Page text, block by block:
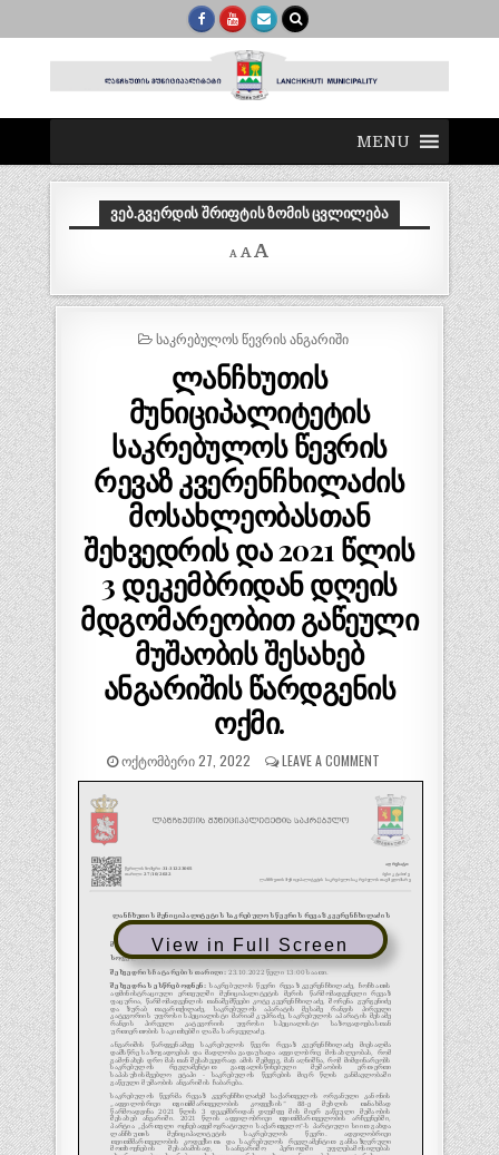
MENU
ᲕᲔᲑ.ᲒᲕᲔᲠᲓᲘᲡ ᲨᲠᲘᲤᲢᲘᲡ ᲖᲝᲛᲘᲡ ᲪᲕᲚᲘᲚᲔᲑᲐ
A
Decrease
font
A Reset
A
size.
POSTED
ᲡᲐᲙᲠᲔᲑᲣᲚᲝᲡ ᲬᲔᲕᲠᲘᲡ ᲐᲜᲒᲐᲠᲘᲨᲘ
ლანჩხუთის
მუნიციპალიტეტის
საკრებულოს წევრის
რევაზ კვერენჩხილაძის
მოსახლეობასთან
შეხვედრის და 2021 წლის
3 დეკემბრიდან დღეის
მდგომარეობით გაწეული
მუშაობის შესახებ
ანგარიშის წარდგენის
ოქმი.
ᲝᲥᲢᲝᲛᲑᲔᲠᲘ 27, 2022 LEAVE A COMMENT
View in Full Screen